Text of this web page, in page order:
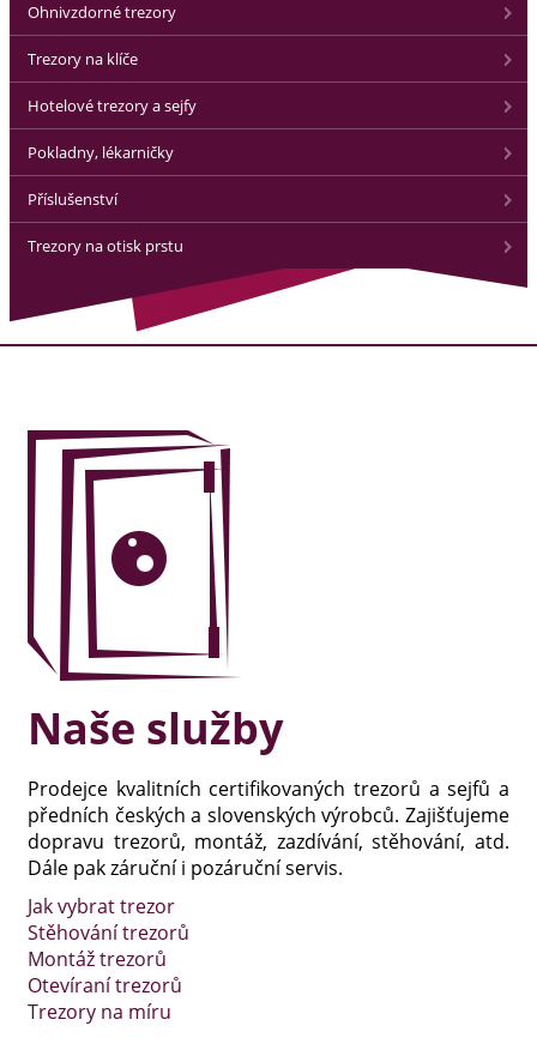
Ohnivzdorné trezory
Trezory na klíče
Hotelové trezory a sejfy
Pokladny, lékarničky
Příslušenství
Trezory na otisk prstu
Naše služby
Prodejce kvalitních certifikovaných trezorů a sejfů a
předních českých a slovenských výrobců. Zajišťujeme
dopravu trezorů, montáž, zazdívání, stěhování, atd.
Dále pak záruční i pozáruční servis.
Jak vybrat trezor
Stěhování trezorů
Montáž trezorů
Otevíraní trezorů
Trezory na míru